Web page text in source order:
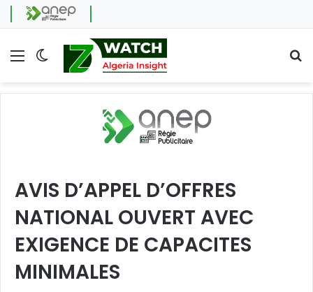
Menu Switch skin
AVIS D’APPEL D’OFFRES
NATIONAL OUVERT AVEC
EXIGENCE DE CAPACITES
MINIMALES